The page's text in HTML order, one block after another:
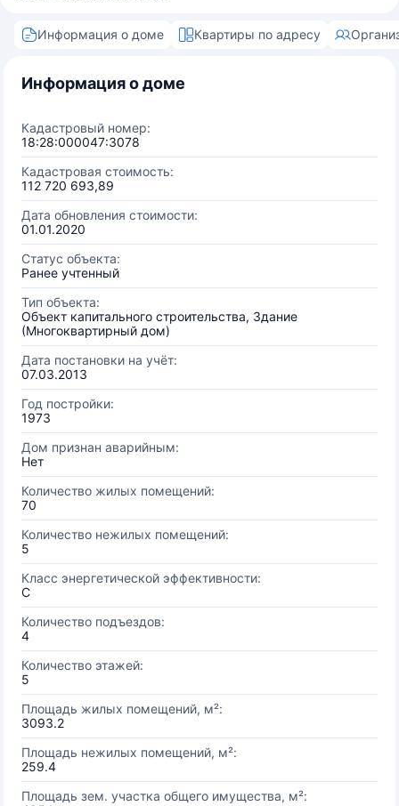
Информация о доме Квартиры по адресу
Информация о доме
Кадастровый номер:
18:28:000047:3078
Кадастровая стоимость:
112 720 693,89
Дата обновления стоимости:
01.01.2020
Статус объекта:
Ранее учтенный
Тип объекта:
Объект капитального строительства, Здание
(Многоквартирный дом)
Дата постановки на учёт:
07.03.2013
Год постройки:
1973
Дом признан аварийным:
Нет
Количество жилых помещений:
70
Количество нежилых помещений:
5
Класс энергетической эффективности:
C
Количество подъездов:
4
Количество этажей:
5
Площадь жилых помещений, м²:
3093.2
Площадь нежилых помещений, м²:
259.4
Площадь зем. участка общего имущества, м²: